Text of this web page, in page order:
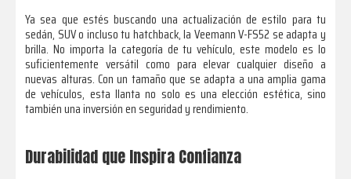
Ya sea que estés buscando una actualización de estilo para tu
sedán, SUV o incluso tu hatchback, la Veemann V-FS52 se adapta y
brilla. No importa la categoría de tu vehículo, este modelo es lo
suficientemente versátil como para elevar cualquier diseño a
nuevas alturas. Con un tamaño que se adapta a una amplia gama
de vehículos, esta llanta no solo es una elección estética, sino
también una inversión en seguridad y rendimiento.
Durabilidad que Inspira Confianza